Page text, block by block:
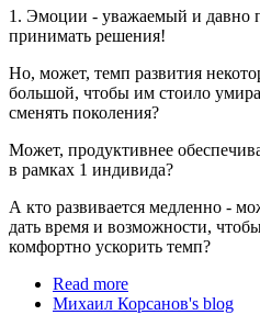
1. Эмоции - уважаемый и давно
принимать решения!
Но, может, темп развития
большой, чтобы им стоило
сменять поколения?
Может, продуктивнее
в рамках 1 индивида?
А кто развивается медленно -
дать время и возможности,
комфортно ускорить темп?
Read more
крионированию -
Михаил Корсанов's blog